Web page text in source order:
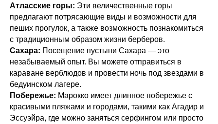
Атласские горы: Эти величественные горы
предлагают потрясающие виды и возможности для
пеших прогулок, а также возможность познакомиться
с традиционным образом жизни берберов.
Сахара: Посещение пустыни Сахара — это
незабываемый опыт. Вы можете отправиться в
караване верблюдов и провести ночь под звездами в
бедуинском лагере.
Побережье: Марокко имеет длинное побережье с
красивыми пляжами и городами, такими как Агадир и
Эссуэйра, где можно заняться серфингом или просто